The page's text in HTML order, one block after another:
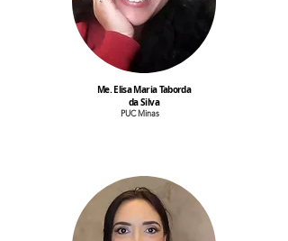
Me. Elisa Maria Taborda
da Silva
PUC Minas